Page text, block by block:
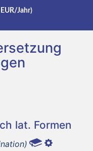
Jahr)
lat. Formen